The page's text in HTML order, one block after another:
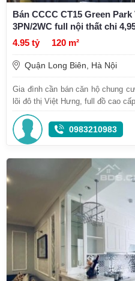
Bán CCCC CT15 Green
3PN/2WC full nội thất chỉ
4.95 tỷ
120 m²
Quận Long Biên, Hà Nội
Gia đình cần bán căn hộ chung
lõi đô thị Việt Hưng, full đồ cao
0983210983